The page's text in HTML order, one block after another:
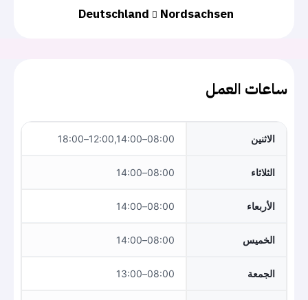
Deutschland
Nordsachsen
ساعات العمل
الاثنين 08:00–12:00,14:00–18:00
الثلاثاء 08:00–14:00
الأربعاء 08:00–14:00
الخميس 08:00–14:00
الجمعة 08:00–13:00